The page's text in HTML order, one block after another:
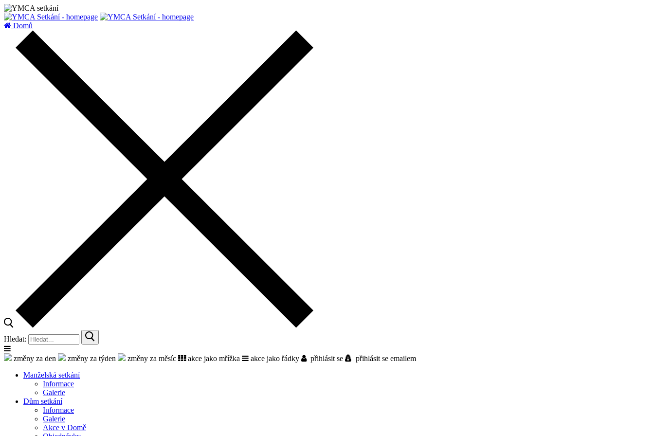
Domů
Hledat:
změny za den změny za týden změny za měsíc akce jako mřížka akce jako řádky přihlásit se
přihlásit se emailem
Manželská setkání
Informace
Galerie
Dům setkání
Informace
Galerie
Akce v Domě
zatížení serveru